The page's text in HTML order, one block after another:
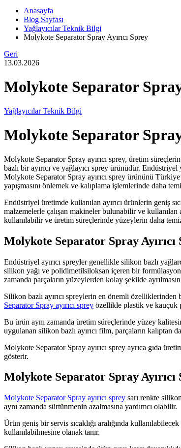
Anasayfa
Blog Sayfası
Yağlayıcılar Teknik Bilgi
Molykote Separator Spray Ayırıcı Sprey
Geri
13.03.2026
Molykote Separator Spray
Yağlayıcılar Teknik Bilgi
Molykote Separator Spray
Molykote Separator Spray ayırıcı sprey, üretim
bazlı bir ayırıcı ve yağlayıcı sprey ürünüdür.
Molykote Separator Spray ayırıcı sprey ürününü
yapışmasını önlemek ve kalıplama işlemlerinde daha
Endüstriyel üretimde kullanılan ayırıcı ürünlerin geniş
malzemelerle çalışan makineler bulunabilir ve
kullanılabilir ve üretim süreçlerinde yüzeylerin daha
Molykote Separator Spray
Endüstriyel ayırıcı spreyler genellikle silikon bazlı
silikon yağı ve polidimetilsiloksan içeren bir
zamanda parçaların yüzeylerden kolay şekilde
Silikon bazlı ayırıcı spreylerin en önemli
Separator Spray ayırıcı sprey özellikle plastik ve kauçuk
Bu ürün aynı zamanda üretim süreçlerinde yüzey
uygulanan silikon bazlı ayırıcı film, parçaların kalıptan
Molykote Separator Spray ayırıcı sprey ayrıca gıda
gösterir.
Molykote Separator Spray
Molykote Separator Spray ayırıcı sprey sarı renkte
aynı zamanda sürtünmenin azalmasına yardımcı olabilir.
Ürün geniş bir servis sıcaklığı aralığında
kullanılabilmesine olanak tanır.